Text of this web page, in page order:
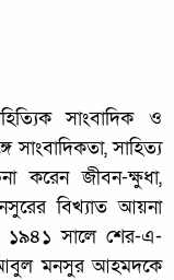
সাংবাদিক ও
সাহিত্য
করেন জীবন-ক্ষুধা,
বিখ্যাত আয়না
১৯৪১ সালে শের-এ-
আবুল মনসুর আহমদকে